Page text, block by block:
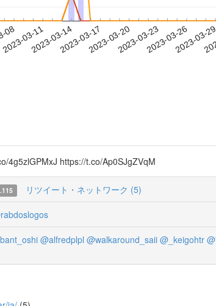
08
2023-03-112023-03-142023-03-172023-03-202023-03-232023-03-262023-03-
4g5zlGPMxJ https://t.co/Ap0SJgZVqM
リツイート・ネットワーク (5)
@alfredplpl @walkaround_saii @_keigohtr